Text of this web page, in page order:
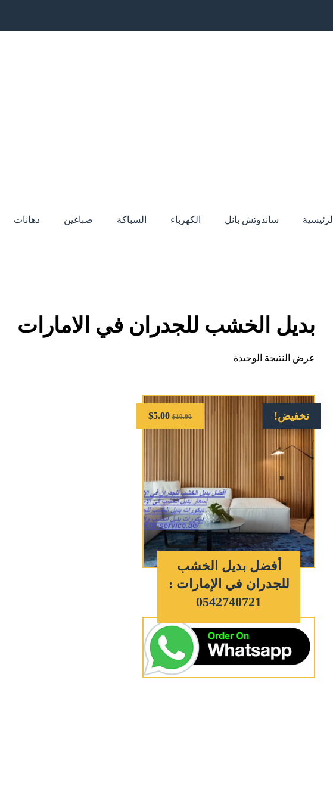
الرئيسية ساندوتش بانل الكهرباء السباكة صباغين دهانات
بديل الخشب للجدران في الامارات
عرض النتيجة الوحيدة
تخفيض!
أفضل بديل الخشب
للجدران في الإمارات :
0542740721
$10.00
$5.00